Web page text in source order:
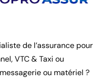
de l’assurance pour
VTC & Taxi ou
ou matériel ?